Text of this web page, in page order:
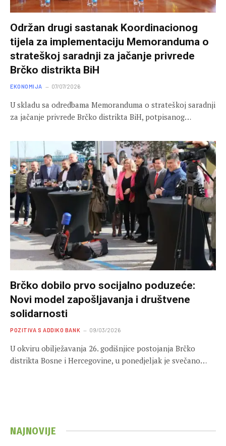
Održan drugi sastanak Koordinacionog
tijela za implementaciju Memoranduma o
strateškoj saradnji za jačanje privrede
Brčko distrikta BiH
EKONOMIJA 07/07/2026
U skladu sa odredbama Memoranduma o strateškoj saradnji
za jačanje privrede Brčko distrikta BiH, potpisanog…
Brčko dobilo prvo socijalno poduzeće:
Novi model zapošljavanja i društvene
solidarnosti
POZITIVA S ADDIKO BANK 09/03/2026
U okviru obilježavanja 26. godišnjice postojanja Brčko
distrikta Bosne i Hercegovine, u ponedjeljak je svečano…
NAJNOVIJE